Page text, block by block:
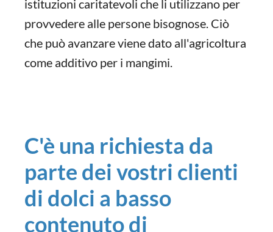
istituzioni caritatevoli che li utilizzano per
provvedere alle persone bisognose. Ciò
che può avanzare viene dato all'agricoltura
come additivo per i mangimi.
C'è una richiesta da
parte dei vostri clienti
di dolci a basso
contenuto di